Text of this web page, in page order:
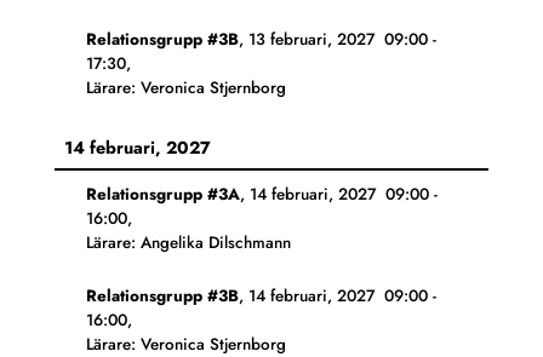
Relationsgrupp #3B, 13 februari, 2027 09:00-
17:30,
Lärare: Veronica Stjernborg
14 februari, 2027
Relationsgrupp #3A, 14 februari, 2027 09:00-
16:00,
Lärare: Angelika Dilschmann
Relationsgrupp #3B, 14 februari, 2027 09:00-
16:00,
Lärare: Veronica Stjernborg